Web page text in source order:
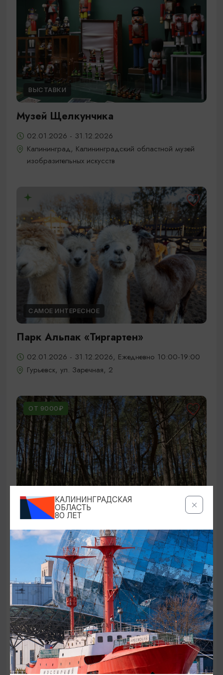
ВЫСТАВКИ
Музей Щелкунчика
02.01.2026 - 31.12.2026
Калининград, Калининградский областной музей
изобразительных искусств
САМОЕ ИНТЕРЕСНОЕ
Парк Альпак «Тиргартен»
02.01.2026 - 31.12.2026, Ежедневно 10:00-19:00
Гурьевск, ул. Заречная, 2
ОТ 9000₽
ЭКСКУРСИИ УЧРЕЖДЕНИЙ КУЛЬТУРЫ
Аудиоспектакль «Истории Куршской
косы»
01.02.2026 - 31.12.2026, 13:00
Куршская коса
ОТ 2500₽
КАЛИНИНГРАДСКАЯ
ОБЛАСТЬ
80 ЛЕТ